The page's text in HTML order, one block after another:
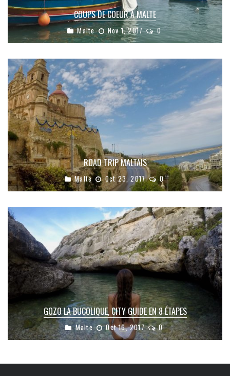
COUPS DE COEUR À MALTE
Malte Nov 1, 2017 0
ROAD TRIP MALTAIS
Malte Oct 23, 2017 0
GOZO LA BUCOLIQUE, CITY GUIDE EN 8 ÉTAPES
Malte Oct 16, 2017 0